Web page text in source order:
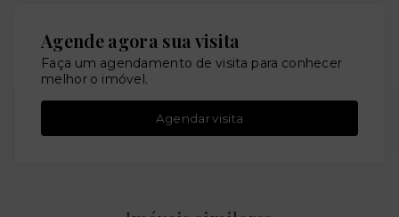
Agende agora sua visita
Faça um agendamento de visita para conhecer
melhor o imóvel.
Agendar visita